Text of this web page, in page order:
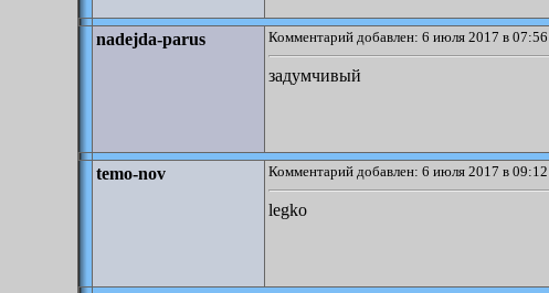
nadejda-parus Комментарий добавлен: 6 июля 2017 в 07:56
задумчивый
temo-nov Комментарий добавлен: 6 июля 2017 в 09:12
legko